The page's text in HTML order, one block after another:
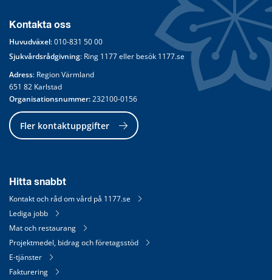
Kontakta oss
Huvudväxel: 010-831 50 00
Sjukvårdsrådgivning: Ring 1177 eller besök 1177.se
Adress: Region Värmland
651 82 Karlstad
Organisationsnummer: 232100-0156
Fler kontaktuppgifter
Hitta snabbt
Kontakt och råd om vård på 1177.se
Lediga jobb
Mat och restaurang
Projektmedel, bidrag och företagsstöd
E-tjänster
Fakturering